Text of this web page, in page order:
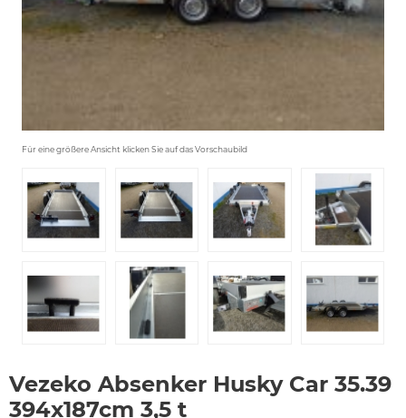
Für eine größere Ansicht klicken Sie auf das Vorschaubild
Vezeko Absenker Husky Car 35.39
394x187cm 3,5 t